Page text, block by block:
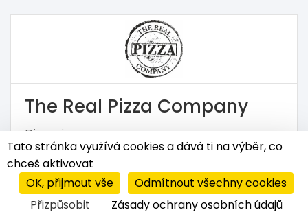
The Real Pizza Company
Pizzerie
1 250 000 Kč
Tato stránka využívá cookies a dává ti na výběr, co
chceš aktivovat
OK, přijmout vše
Odmítnout všechny cookies
Přizpůsobit
Zásady ochrany osobních údajů